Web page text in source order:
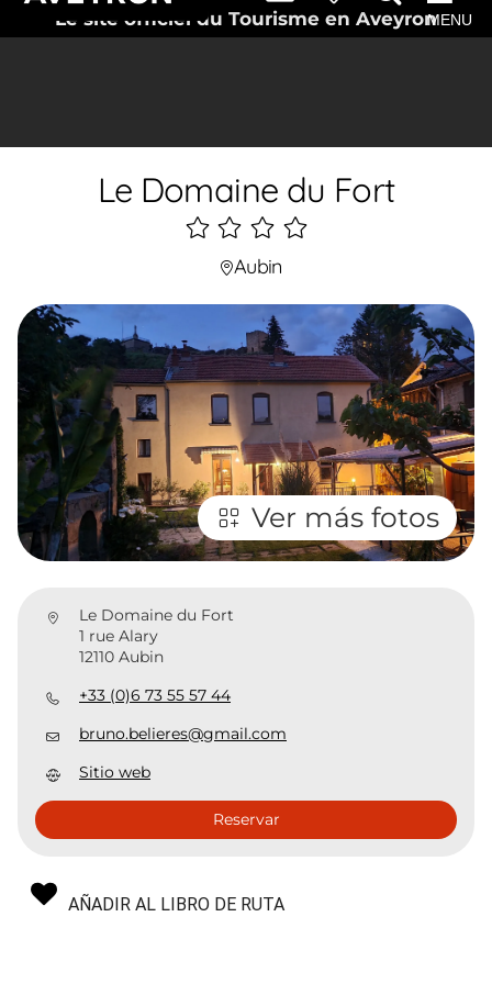
Le site officiel du Tourisme en AveyronMENU
Le Domaine du Fort
4
étoiles
Aubin
Ver más fotos
Le Domaine du Fort
1 rue Alary
12110 Aubin
+33 (0)6 73 55 57 44
bruno.belieres@gmail.com
Sitio web
Reservar
AÑADIR AL LIBRO DE RUTA